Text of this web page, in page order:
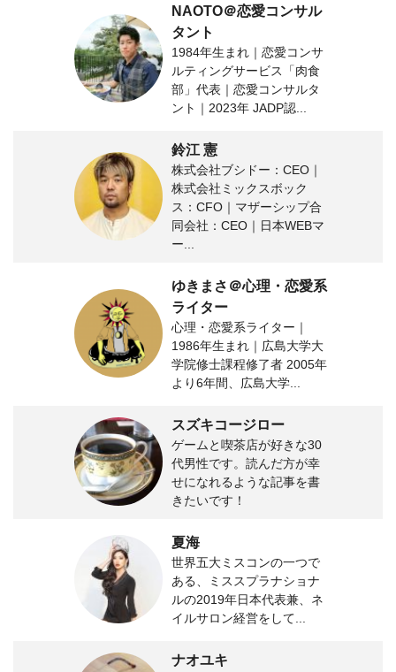
NAOTO＠恋愛コンサル
タント
1984年生まれ｜恋愛コンサ
ルティングサービス「肉食
部」代表｜恋愛コンサルタ
ント｜2023年 JADP認...
鈴江 憲
株式会社ブシドー：CEO｜
株式会社ミックスボック
ス：CFO｜マザーシップ合
同会社：CEO｜日本WEBマ
ー...
ゆきまさ＠心理・恋愛系
ライター
心理・恋愛系ライター｜
1986年生まれ｜広島大学大
学院修士課程修了者 2005年
より6年間、広島大学...
スズキコージロー
ゲームと喫茶店が好きな30
代男性です。読んだ方が幸
せになれるような記事を書
きたいです！
夏海
世界五大ミスコンの一つで
ある、ミススプラナショナ
ルの2019年日本代表兼、ネ
イルサロン経営をして...
ナオユキ